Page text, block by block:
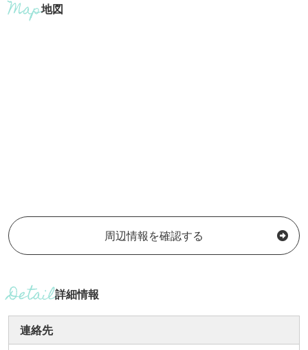
地図
周辺情報を確認する
詳細情報
連絡先